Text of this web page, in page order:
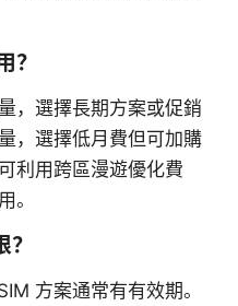
？
，選擇長期方案或促銷
，選擇低月費但可加購
利用跨區漫遊優化費
。
方案通常有有效期。